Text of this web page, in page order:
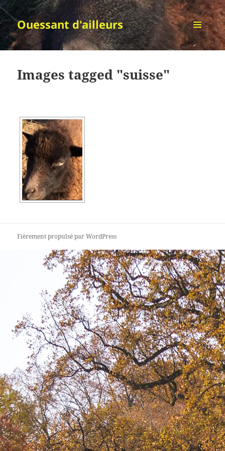
Ouessant d'ailleurs
MENU
ET
Images tagged "suisse"
Fièrement propulsé par WordPress